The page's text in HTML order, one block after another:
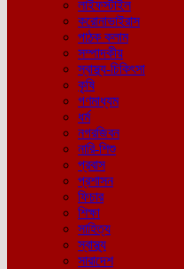
লাইফস্টাইল
করোনাভাইরাস
পাঠক কলাম
সম্পাদকীয়
স্বাস্থ্য-চিকিৎসা
কৃষি
গণমাধ্যম
ধর্ম
নগরজিবন
নারি-শিশু
প্রবাস
প্রশাসন
ফিচার
শিক্ষা
সাহিত্য
স্বাস্থ্য
সারাদেশ